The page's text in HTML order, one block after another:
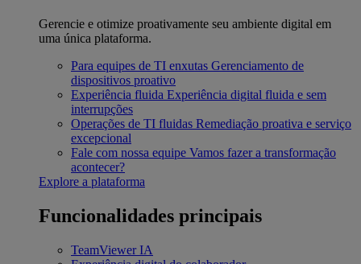
Gerencie e otimize proativamente seu ambiente digital em
uma única plataforma.
Para equipes de TI enxutas Gerenciamento de
dispositivos proativo
Experiência fluida Experiência digital fluida e sem
interrupções
Operações de TI fluidas Remediação proativa e serviço
excepcional
Fale com nossa equipe Vamos fazer a transformação
acontecer?
Explore a plataforma
Funcionalidades principais
TeamViewer IA